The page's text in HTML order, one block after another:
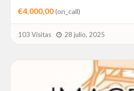
€4,000,00(on_call)
103 Visitas 28 julio, 2025